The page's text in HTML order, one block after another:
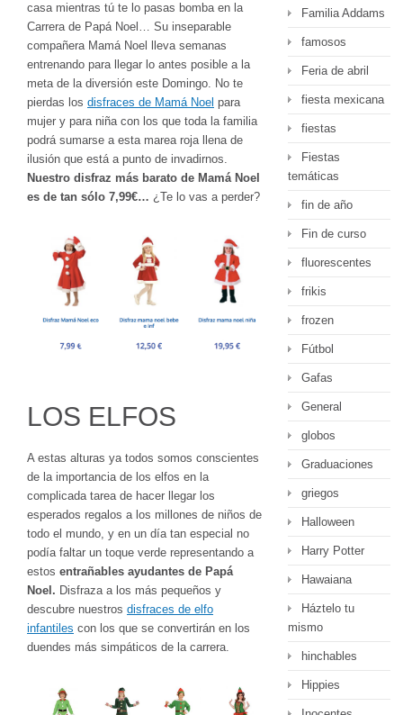
casa mientras tú te lo pasas bomba en la
Carrera de Papá Noel… Su inseparable
compañera Mamá Noel lleva semanas
entrenando para llegar lo antes posible a la
meta de la diversión este Domingo. No te
pierdas los disfraces de Mamá Noel para
mujer y para niña con los que toda la familia
podrá sumarse a esta marea roja llena de
ilusión que está a punto de invadirnos.
Nuestro disfraz más barato de Mamá Noel
es de tan sólo 7,99€… ¿Te lo vas a perder?
LOS ELFOS
A estas alturas ya todos somos conscientes
de la importancia de los elfos en la
complicada tarea de hacer llegar los
esperados regalos a los millones de niños de
todo el mundo, y en un día tan especial no
podía faltar un toque verde representando a
estos entrañables ayudantes de Papá
Noel. Disfraza a los más pequeños y
descubre nuestros disfraces de elfo
infantiles con los que se convertirán en los
duendes más simpáticos de la carrera.
Familia Addams
famosos
Feria de abril
fiesta mexicana
fiestas
Fiestas
temáticas
fin de año
Fin de curso
fluorescentes
frikis
frozen
Fútbol
Gafas
General
globos
Graduaciones
griegos
Halloween
Harry Potter
Hawaiana
Háztelo tu
mismo
hinchables
Hippies